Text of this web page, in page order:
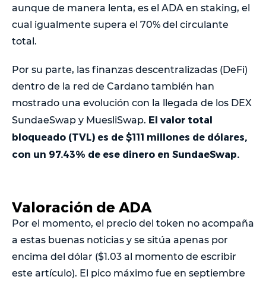
aunque de manera lenta, es el ADA en staking, el
cual igualmente supera el 70% del circulante
total.
Por su parte, las finanzas descentralizadas (DeFi)
dentro de la red de Cardano también han
mostrado una evolución con la llegada de los DEX
SundaeSwap y MuesliSwap. El valor total
bloqueado (TVL) es de $111 millones de dólares,
con un 97.43% de ese dinero en SundaeSwap.
Valoración de ADA
Por el momento, el precio del token no acompaña
a estas buenas noticias y se sitúa apenas por
encima del dólar ($1.03 al momento de escribir
este artículo). El pico máximo fue en septiembre